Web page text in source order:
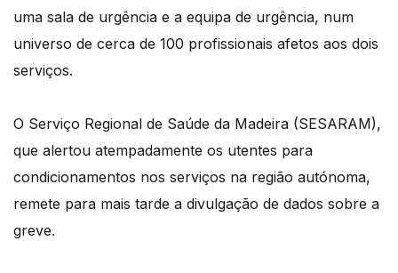
uma sala de urgência e a equipa de urgência, num
universo de cerca de 100 profissionais afetos aos dois
serviços.
O Serviço Regional de Saúde da Madeira (SESARAM),
que alertou atempadamente os utentes para
condicionamentos nos serviços na região autónoma,
remete para mais tarde a divulgação de dados sobre a
greve.